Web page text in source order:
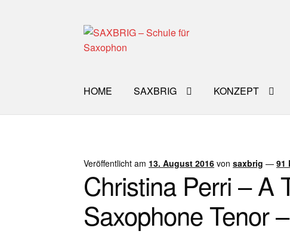
Zur
Navigation
Zum
Inhalt
HOME SAXBRIG KONZEPT
Impro Basic – Download PDF + mp3INFOS
WORKSHOPÜBER UNS NEWS BLOG
Veröffentlicht am 13. August 2016 vonsaxbrig —91
Christina Perri – A
Saxophone Tenor